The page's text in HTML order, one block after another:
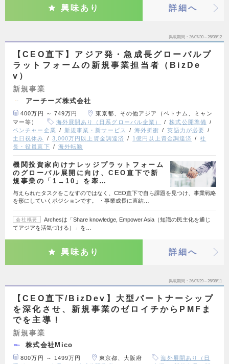
興味あり 詳細へ
掲載期間 26/07/30～26/08/12
【CEO直下】アジア発・急成長グローバルプ
ラットフォームの新規事業担当者（BizDe
v）
新規事業
アーチーズ株式会社
400万円 ～ 749万円
東京都、その他アジア（ベトナム、ミャン
マー等）
海外展開あり（日系グローバル企業）
株式公開準備
ベンチャー企業
新規事業・新サービス 海外折衝
英語力が必要
土日祝休み
3,000万円以上資金調達済 1億円以上資金調達済
社
長・役員直下
海外転勤
機関投資家向けナレッジプラットフォーム
のグローバル展開に向け、CEO直下で新
規事業の「1→10」を牽…
与えられたタスクをこなすのではなく、CEO直下で自ら課題を見つけ、事業戦略
を形にしていくポジションです。 ・事業成長に直結…
会社概要
Archesは「Share knowledge, Empower Asia（知識の民主化を通じ
てアジアを活気づける）」を…
興味あり 詳細へ
掲載期間 26/07/29～26/08/11
【CEO直下/BizDev】大型パートナーシップ
を深化させ、新規事業のゼロイチからPMFま
でを主導！
新規事業
株式会社Mico
800万円 ～ 1499万円 東京都、大阪府
海外展開あり（日